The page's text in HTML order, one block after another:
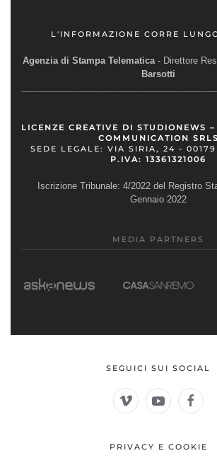
L'INFORMAZIONE CORRE
Agenzia di Stampa Telematica- Direttore
Barsotti
LICENZE CREATIVE DI STUDIONEWS
COMMUNICATION SRLS
SEDE LEGALE: VIA SIRIA, 24 -
P.IVA: 13361321006
Iscrizione Tribunale: 4/2022 del Registro
Gennaio 2022
MEDIA PARTNERS
SEGUICI SUI SOCIAL
PRIVACY E COOKIE